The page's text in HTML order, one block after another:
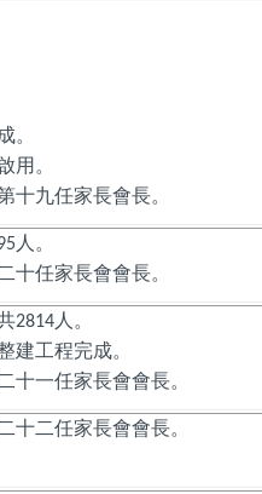
。
用。
十九任家長會長。
人。
十任家長會會長。
2814 人。
建工程完成。
十一任家長會會長。
十二任家長會會長。